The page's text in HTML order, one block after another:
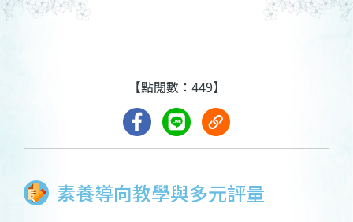
【點閱數：449】
素養導向教學與多元評量